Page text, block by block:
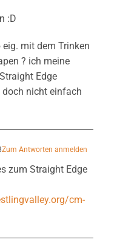
:D
mit dem Trinken
? ich meine
Edge
nicht einfach
Zum Antworten anmelden
zum Straight Edge
cm-